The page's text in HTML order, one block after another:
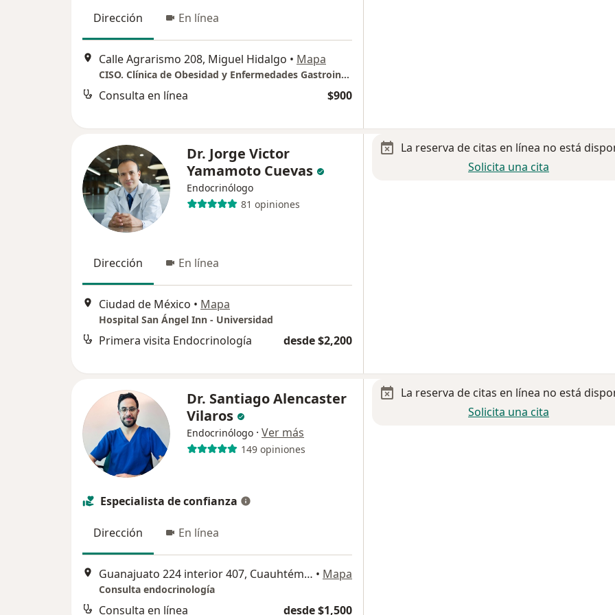
Dirección En línea
Calle Agrarismo 208, Miguel Hidalgo • Mapa
CISO. Clínica de Obesidad y Enfermedades Gastrointestinales. Hospital Ángeles México.
Consulta en línea $900
Dr. Jorge Victor
Yamamoto Cuevas
Endocrinólogo
81 opiniones
Dirección En línea
Ciudad de México • Mapa
Hospital San Ángel Inn - Universidad
Primera visita Endocrinología desde $2,200
La reserva de citas en línea no está
Solicita una cita
Dr. Santiago Alencaster
Vilaros
Endocrinólogo · Ver más
149 opiniones
Especialista de confianza
Dirección En línea
Guanajuato 224 interior 407, Cuauhtémoc • Mapa
Consulta endocrinología
Consulta en línea desde $1,500
La reserva de citas en línea no está
Solicita una cita